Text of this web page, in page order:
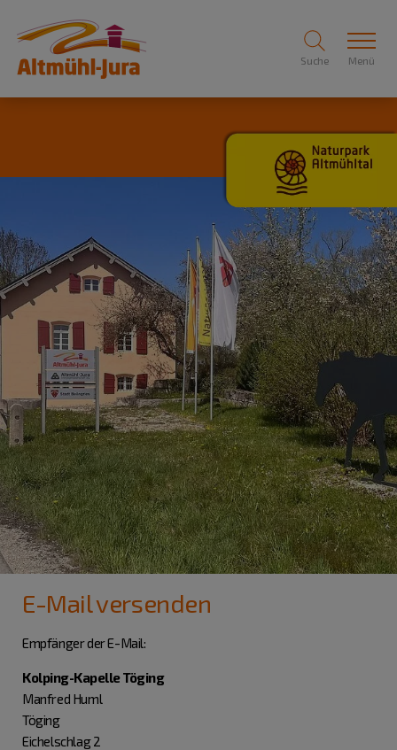
Suche Menü
E-Mail versenden
Empfänger der E-Mail:
Kolping-Kapelle Töging
Manfred Huml
Töging
Eichelschlag 2